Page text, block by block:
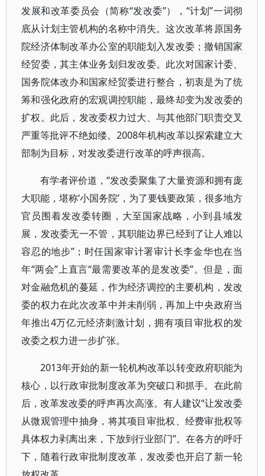
发展和改革委员会（简称“发改委”），“计划”一词彻
底从计划主管机构的名称中消失。这次改革将原国务
院经济体制改革办公室的职能划入发改委；撤销国家
经贸委，其主体业务划归发改委。此次对国家计委、
国务院体改办和国家经贸委进行整合，初衷是为了统
筹和强化政府的宏观调控职能，最终却变为发改委的
扩权。此后，发改委权力过大、与其他部门职责交叉
严重等批评不绝如缕。2008年机构改革以探索建立大
部制为目标，对发改委进行改革的呼声很高。
有学者评价道，“发改委聚集了大量资源和拥有庞
大职能，堪称‘小国务院’，为了要钱要政策，很多地方
官员围着发改委转圈，大至国家战略，小到县域发
展，发改委无一不管，其职能边界已经到了让人难以
容忍的地步”；时任国家审计署审计长李金华也在当
年“两会”上直言“最需要改革的是发改委”。但是，面
对金融危机的蔓延，作为经济调控的主要机构，发改
委的权力在此次改革中并未削弱，再加上中央政府当
年推出4万亿元经济刺激计划，拥有项目审批权的发
改委之权力进一步扩张。
2013年开始的新一轮机构改革以转变政府职能为
核心，以行政审批制度改革为突破口和抓手。在此前
后，改革发改委的呼声再次高涨。有人建议“让发改委
从微观管理中抽身，将其项目审批权、经费审批权等
具体权力剥离出来，下放到行业部门”。在各方的呼吁
下，随着行政审批制度改革，发改委也开启了新一轮